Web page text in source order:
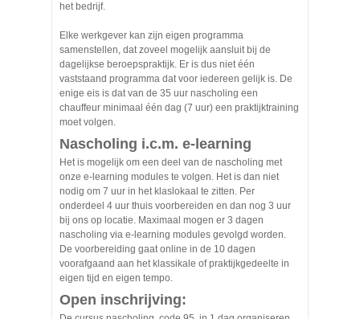
het bedrijf.
Elke werkgever kan zijn eigen programma
samenstellen, dat zoveel mogelijk aansluit bij de
dagelijkse beroepspraktijk. Er is dus niet één
vaststaand programma dat voor iedereen gelijk is. De
enige eis is dat van de 35 uur nascholing een
chauffeur minimaal één dag (7 uur) een praktijktraining
moet volgen.
Nascholing i.c.m. e-learning
Het is mogelijk om een deel van de nascholing met
onze e-learning modules te volgen. Het is dan niet
nodig om 7 uur in het klaslokaal te zitten. Per
onderdeel 4 uur thuis voorbereiden en dan nog 3 uur
bij ons op locatie. Maximaal mogen er 3 dagen
nascholing via e-learning modules gevolgd worden.
De voorbereiding gaat online in de 10 dagen
voorafgaand aan het klassikale of praktijkgedeelte in
eigen tijd en eigen tempo.
Open inschrijving: